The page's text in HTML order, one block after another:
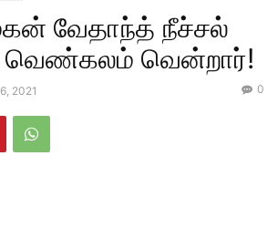
வேதாந்த் நீச்சல்
வெண்கலம் வென்றார்!
2021 0